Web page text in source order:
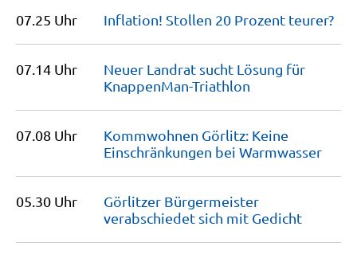
07.25 Uhr Inflation! Stollen 20 Prozent teurer?
07.14 Uhr
Neuer Landrat sucht Lösung für
KnappenMan-Triathlon
07.08 Uhr
Kommwohnen Görlitz: Keine
Einschränkungen bei Warmwasser
05.30 Uhr
Görlitzer Bürgermeister
verabschiedet sich mit Gedicht